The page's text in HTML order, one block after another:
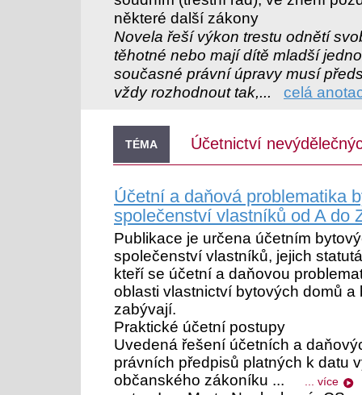
některé další zákony
Novela řeší výkon trestu odnětí
těhotné nebo mají dítě mladší
současné právní úpravy musí
vždy rozhodnout tak,...
celá
TÉMA Účetnictví
Účetní a daňová problematika
společenství vlastníků od A do
Publikace je určena účetním
společenství vlastníků, jejich
kteří se účetní a daňovou
oblasti vlastnictví bytových domů
zabývají.
Praktické účetní postupy
Uvedená řešení účetních a
právních předpisů platných k datu
občanského zákoníku ...
... více